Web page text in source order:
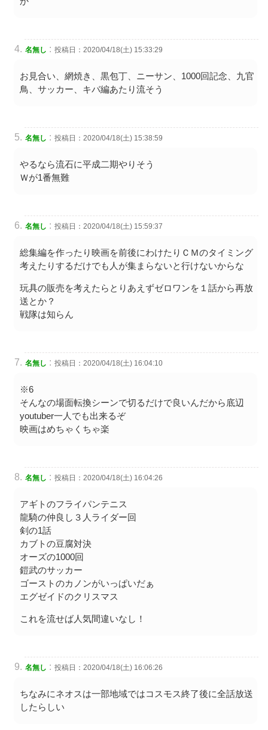
名無し : 投稿日：2020/04/18(土) 15:33:29
お見合い、網焼き、黒包丁、ニーサン、1000回記念、九官
鳥、サッカー、キバ編あたり流そう
名無し : 投稿日：2020/04/18(土) 15:38:59
やるなら流石に平成二期やりそう
Ｗが1番無難
名無し : 投稿日：2020/04/18(土) 15:59:37
総集編を作ったり映画を前後にわけたりＣＭのタイミング
考えたりするだけでも人が集まらないと行けないからな
玩具の販売を考えたらとりあえずゼロワンを１話から再放
送とか？
戦隊は知らん
名無し : 投稿日：2020/04/18(土) 16:04:10
※6
そんなの場面転換シーンで切るだけで良いんだから底辺
youtuber一人でも出来るぞ
映画はめちゃくちゃ楽
名無し : 投稿日：2020/04/18(土) 16:04:26
アギトのフライパンテニス
龍騎の仲良し３人ライダー回
剣の1話
カブトの豆腐対決
オーズの1000回
鎧武のサッカー
ゴーストのカノンがいっぱいだぁ
エグゼイドのクリスマス
これを流せば人気間違いなし！
名無し : 投稿日：2020/04/18(土) 16:06:26
ちなみにネオスは一部地域ではコスモス終了後に全話放送
したらしい